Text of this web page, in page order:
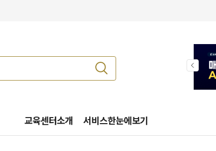
교육센터소개 서비스한눈에보기